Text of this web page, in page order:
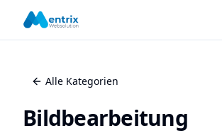
Alle Kategorien
Bildbearbeitung